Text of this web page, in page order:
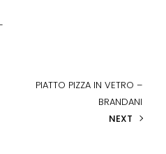
PIATTO PIZZA IN VETRO –
BRANDANI
NEXT